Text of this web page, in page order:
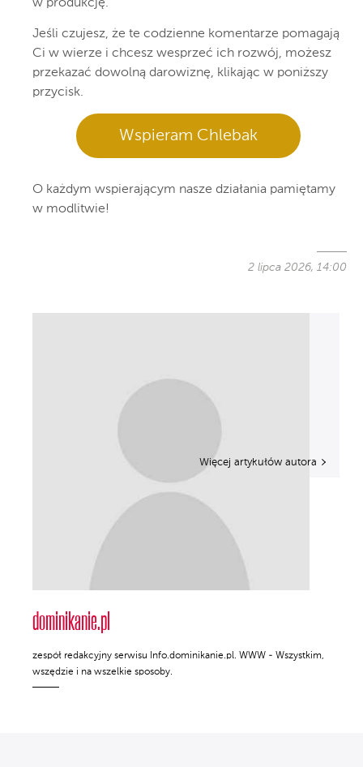
w produkcję.
Jeśli czujesz, że te codzienne komentarze pomagają
Ci w wierze i chcesz wesprzeć ich rozwój, możesz
przekazać dowolną darowiznę, klikając w poniższy
przycisk.
Wspieram Chlebak
O każdym wspierającym nasze działania pamiętamy
w modlitwie!
2 lipca 2026, 14:00
dominikanie.pl
zespół redakcyjny serwisu Info.dominikanie.pl. WWW - Wszystkim,
wszędzie i na wszelkie sposoby.
Więcej artykułów autora